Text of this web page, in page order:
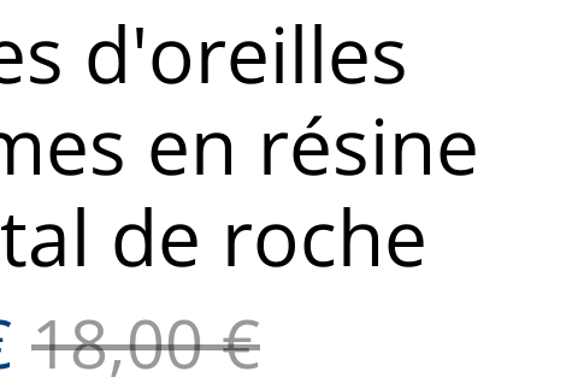
d'oreilles
en résine
de roche
18,00 €